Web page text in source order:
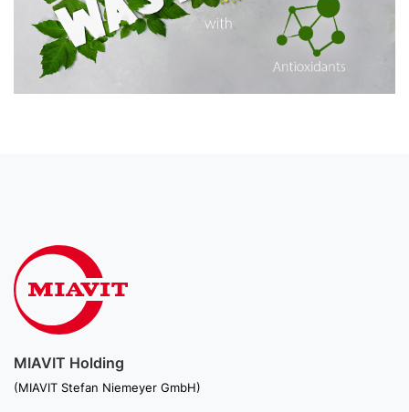
MIAVIT Holding
(MIAVIT Stefan Niemeyer GmbH)